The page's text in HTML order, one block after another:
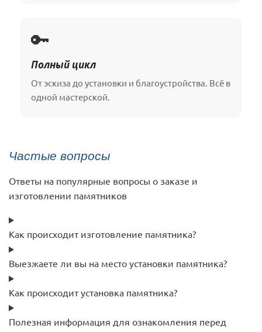
🔑
Полный цикл
От эскиза до установки и благоустройства. Всё в
одной мастерской.
Частые вопросы
Ответы на популярные вопросы о заказе и
изготовлении памятников
Как происходит изготовление памятника?
Выезжаете ли вы на место установки памятника?
Как происходит установка памятника?
Полезная информация для ознакомления перед